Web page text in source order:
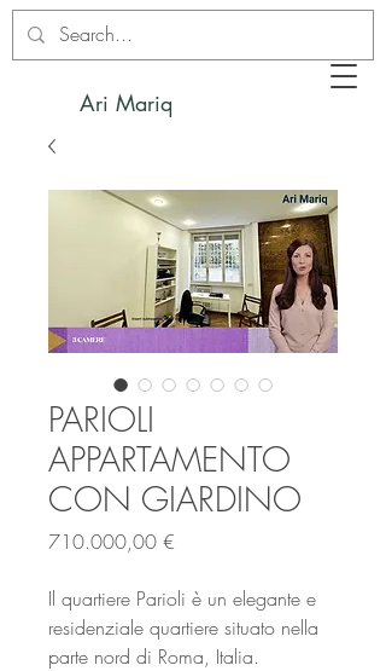
Ari Mariq
PARIOLI
APPARTAMENTO
CON GIARDINO
710.000,00 €
Il quartiere Parioli è un elegante e
residenziale quartiere situato nella
parte nord di Roma, Italia.